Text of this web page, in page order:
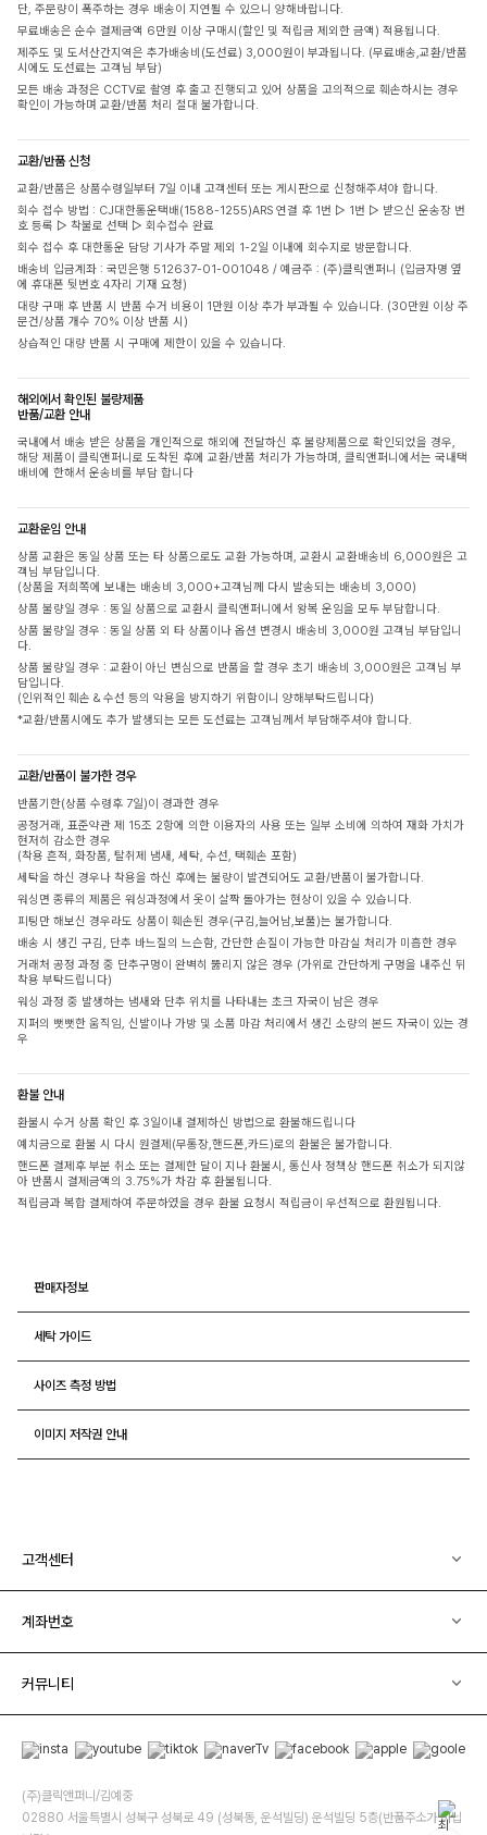
단, 주문량이 폭주하는 경우 배송이 지연될 수 있으니 양해바랍니다.
무료배송은 순수 결제금액 6만원 이상 구매시(할인 및 적립금 제외한 금액) 적용됩니다.
제주도 및 도서산간지역은 추가배송비(도선료) 3,000원이 부과됩니다. (무료배송,교환/반품
시에도 도선료는 고객님 부담)
모든 배송 과정은 CCTV로 촬영 후 출고 진행되고 있어 상품을 고의적으로 훼손하시는 경우
확인이 가능하며 교환/반품 처리 절대 불가합니다.
교환/반품 신청
교환/반품은 상품수령일부터 7일 이내 고객센터 또는 게시판으로 신청해주셔야 합니다.
회수 접수 방법 : CJ대한통운택배(1588-1255)ARS 연결 후 1번 ▷ 1번 ▷ 받으신 운송장 번
호 등록 ▷ 착불로 선택 ▷ 회수접수 완료
회수 접수 후 대한통운 담당 기사가 주말 제외 1-2일 이내에 회수지로 방문합니다.
배송비 입금계좌 : 국민은행 512637-01-001048 / 예금주 : (주)클릭앤퍼니 (입금자명 옆
에 휴대폰 뒷번호 4자리 기재 요청)
대량 구매 후 반품 시 반품 수거 비용이 1만원 이상 추가 부과될 수 있습니다. (30만원 이상 주
문건/상품 개수 70% 이상 반품 시)
상습적인 대량 반품 시 구매에 제한이 있을 수 있습니다.
해외에서 확인된 불량제품
반품/교환 안내
국내에서 배송 받은 상품을 개인적으로 해외에 전달하신 후 불량제품으로 확인되었을 경우,
해당 제품이 클릭앤퍼니로 도착된 후에 교환/반품 처리가 가능하며, 클릭앤퍼니에서는 국내택
배비에 한해서 운송비를 부담 합니다
교환운임 안내
상품 교환은 동일 상품 또는 타 상품으로도 교환 가능하며, 교환시 교환배송비 6,000원은 고
객님 부담입니다.
(상품을 저희쪽에 보내는 배송비 3,000+고객님께 다시 발송되는 배송비 3,000)
상품 불량일 경우 : 동일 상품으로 교환시 클릭앤퍼니에서 왕복 운임을 모두 부담합니다.
상품 불량일 경우 : 동일 상품 외 타 상품이나 옵션 변경시 배송비 3,000원 고객님 부담입니
다.
상품 불량일 경우 : 교환이 아닌 변심으로 반품을 할 경우 초기 배송비 3,000원은 고객님 부
담입니다.
(인위적인 훼손 & 수선 등의 악용을 방지하기 위함이니 양해부탁드립니다)
*교환/반품시에도 추가 발생되는 모든 도선료는 고객님께서 부담해주셔야 합니다.
교환/반품이 불가한 경우
반품기한(상품 수령후 7일)이 경과한 경우
공정거래, 표준약관 제 15조 2항에 의한 이용자의 사용 또는 일부 소비에 의하여 재화 가치가
현저히 감소한 경우
(착용 흔적, 화장품, 탈취제 냄새, 세탁, 수선, 택훼손 포함)
세탁을 하신 경우나 착용을 하신 후에는 불량이 발견되어도 교환/반품이 불가합니다.
워싱면 종류의 제품은 워싱과정에서 옷이 살짝 돌아가는 현상이 있을 수 있습니다.
피팅만 해보신 경우라도 상품이 훼손된 경우(구김,늘어남,보풀)는 불가합니다.
배송 시 생긴 구김, 단추 바느질의 느슨함, 간단한 손질이 가능한 마감실 처리가 미흡한 경우
거래처 공정 과정 중 단추구멍이 완벽히 뚫리지 않은 경우 (가위로 간단하게 구멍을 내주신 뒤
착용 부탁드립니다)
워싱 과정 중 발생하는 냄새와 단추 위치를 나타내는 초크 자국이 남은 경우
지퍼의 뻣뻣한 움직임, 신발이나 가방 및 소품 마감 처리에서 생긴 소량의 본드 자국이 있는 경
우
환불 안내
환불시 수거 상품 확인 후 3일이내 결제하신 방법으로 환불해드립니다
예치금으로 환불 시 다시 원결제(무통장,핸드폰,카드)로의 환불은 불가합니다.
핸드폰 결제후 부분 취소 또는 결제한 달이 지나 환불시, 통신사 정책상 핸드폰 취소가 되지않
아 반품시 결제금액의 3.75%가 차감 후 환불됩니다.
적립금과 복합 결제하여 주문하였을 경우 환불 요청시 적립금이 우선적으로 환원됩니다.
판매자정보
세탁 가이드
사이즈 측정 방법
이미지 저작권 안내
고객센터
계좌번호
커뮤니티
(주)클릭앤퍼니/김예중
02880 서울특별시 성북구 성북로 49 (성북동, 운석빌딩) 운석빌딩 5층(반품주소가 아닙